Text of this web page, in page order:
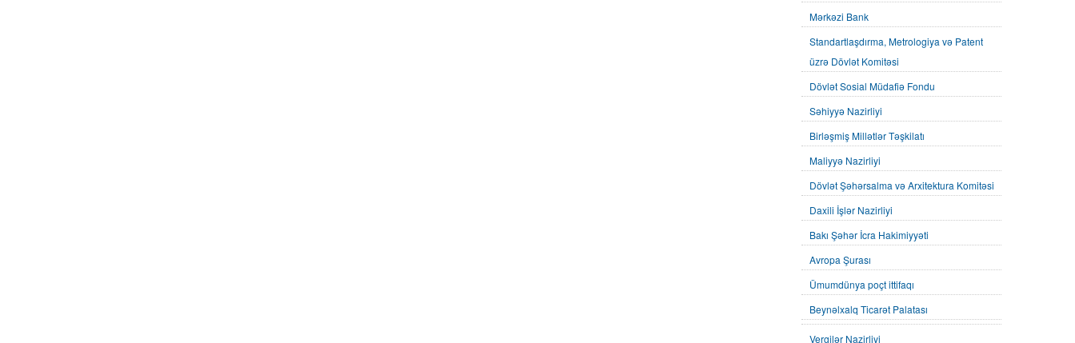
Mərkəzi Bank
Standartlaşdırma, Metrologiya və Patent
üzrə Dövlət Komitəsi
Dövlət Sosial Müdafiə Fondu
Səhiyyə Nazirliyi
Birləşmiş Millətlər Təşkilatı
Maliyyə Nazirliyi
Dövlət Şəhərsalma və Arxitektura Komitəsi
Daxili İşlər Nazirliyi
Bakı Şəhər İcra Hakimiyyəti
Avropa Şurası
Ümumdünya poçt ittifaqı
Beynəlxalq Ticarət Palatası
Vergilər Nazirliyi